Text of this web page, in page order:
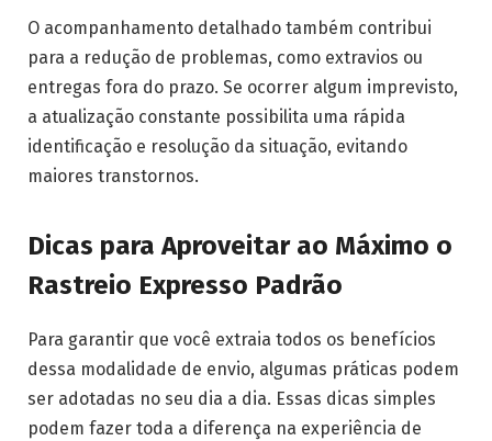
O acompanhamento detalhado também contribui
para a redução de problemas, como extravios ou
entregas fora do prazo. Se ocorrer algum imprevisto,
a atualização constante possibilita uma rápida
identificação e resolução da situação, evitando
maiores transtornos.
Dicas para Aproveitar ao Máximo o
Rastreio Expresso Padrão
Para garantir que você extraia todos os benefícios
dessa modalidade de envio, algumas práticas podem
ser adotadas no seu dia a dia. Essas dicas simples
podem fazer toda a diferença na experiência de